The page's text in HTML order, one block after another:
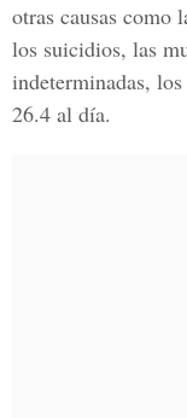
otras causas como
los suicidios, las
indeterminadas,
26.4 al día.